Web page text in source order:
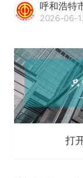
呼和浩特
2026-06-
打